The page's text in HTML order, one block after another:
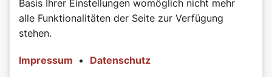
©Wiener Domverlag
Buchtipp: Beten, Herr Pfarrer!
Pfarrer!" von Bernadette Spitzer.
Basis Ihrer Einstellungen womöglich nicht mehr
alle Funktionalitäten der Seite zur Verfügung
stehen.
Impressum • Datenschutz